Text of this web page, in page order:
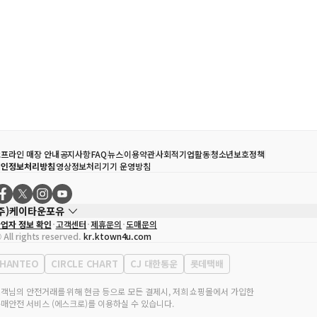
라인 매장 안내공지사항FAQ뉴스이용약관사회적기업활동청소년보호정책
정보처리방침영상정보처리기기 운영방침
)케이타운포유
자
송효민
업자등록번호
120-87-71116
판매업 신고번호 제2011-서울강남-02223
표전화
02-552-9855
자 정보 확인 고객센터 제휴문의 도매문의
rights reserved. kr.ktown4u.com
HANTEO CIRCLE CHART CJ 대한통운 롯데택배
님의 안전거래를 위해 현금 등으로 모든 결제시, 저희 쇼핑몰에서 가입한
안전 서비스 (에스크로)를 이용하실 수 있습니다.